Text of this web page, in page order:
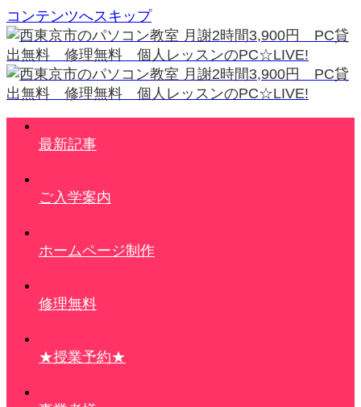
コンテンツへスキップ
最新記事
ご入学案内
ホームページ制作
修理無料
★授業予約★